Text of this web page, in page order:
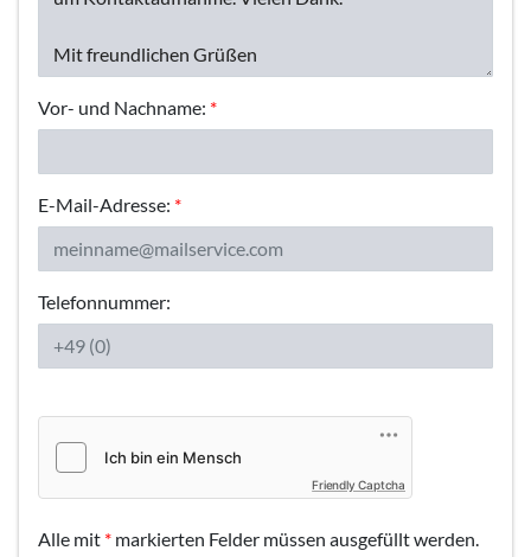
Vor- und Nachname: *
E-Mail-Adresse: *
Telefonnummer:
Friendly Captcha
Alle mit * markierten Felder müssen ausgefüllt werden.